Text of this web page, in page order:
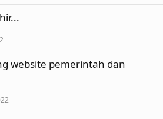
website pemerintah dan